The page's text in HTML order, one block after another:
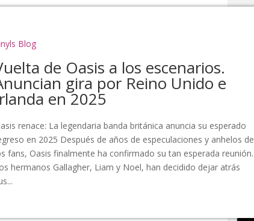
Blog
de Oasis a los escenarios.
gira por Reino Unido e
en 2025
renace: La legendaria banda británica anuncia su esperado
en 2025 Después de años de especulaciones y anhelos de
fans, Oasis finalmente ha confirmado su tan esperada reunión.
hermanos Gallagher, Liam y Noel, han decidido dejar atrás